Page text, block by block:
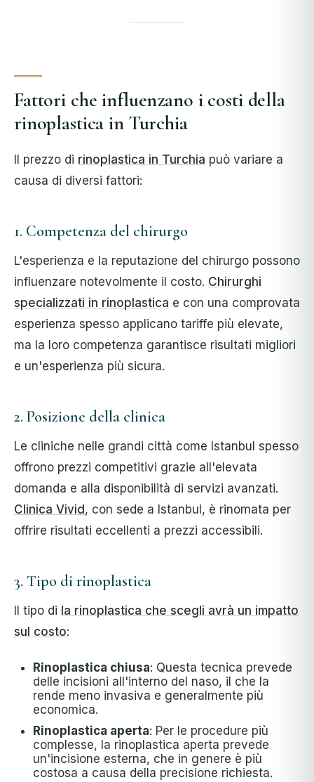
Fattori che influenzano i costi della
rinoplastica in Turchia
Il prezzo di rinoplastica in Turchia può variare a
causa di diversi fattori:
1. Competenza del chirurgo
L'esperienza e la reputazione del chirurgo possono
influenzare notevolmente il costo. Chirurghi
specializzati in rinoplastica e con una comprovata
esperienza spesso applicano tariffe più elevate,
ma la loro competenza garantisce risultati migliori
e un'esperienza più sicura.
2. Posizione della clinica
Le cliniche nelle grandi città come Istanbul spesso
offrono prezzi competitivi grazie all'elevata
domanda e alla disponibilità di servizi avanzati.
Clinica Vivid, con sede a Istanbul, è rinomata per
offrire risultati eccellenti a prezzi accessibili.
3. Tipo di rinoplastica
Il tipo di la rinoplastica che scegli avrà un impatto
sul costo:
Rinoplastica chiusa: Questa tecnica prevede
delle incisioni all'interno del naso, il che la
rende meno invasiva e generalmente più
economica.
Rinoplastica aperta: Per le procedure più
complesse, la rinoplastica aperta prevede
un'incisione esterna, che in genere è più
costosa a causa della precisione richiesta.